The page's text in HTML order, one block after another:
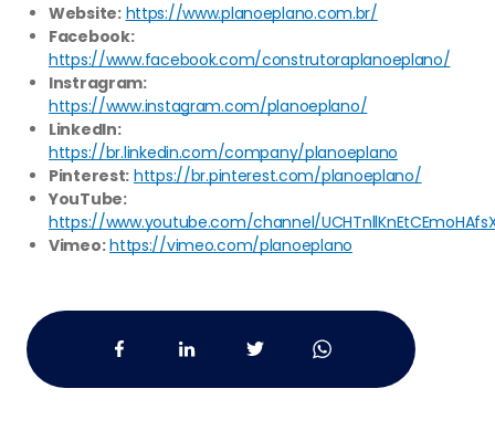
Website: https://www.planoeplano.com.br/
Facebook:
https://www.facebook.com/construtoraplanoeplano/
Instragram:
https://www.instagram.com/planoeplano/
LinkedIn:
https://br.linkedin.com/company/planoeplano
Pinterest: https://br.pinterest.com/planoeplano/
YouTube:
https://www.youtube.com/channel/
Vimeo:https://vimeo.com/planoeplano